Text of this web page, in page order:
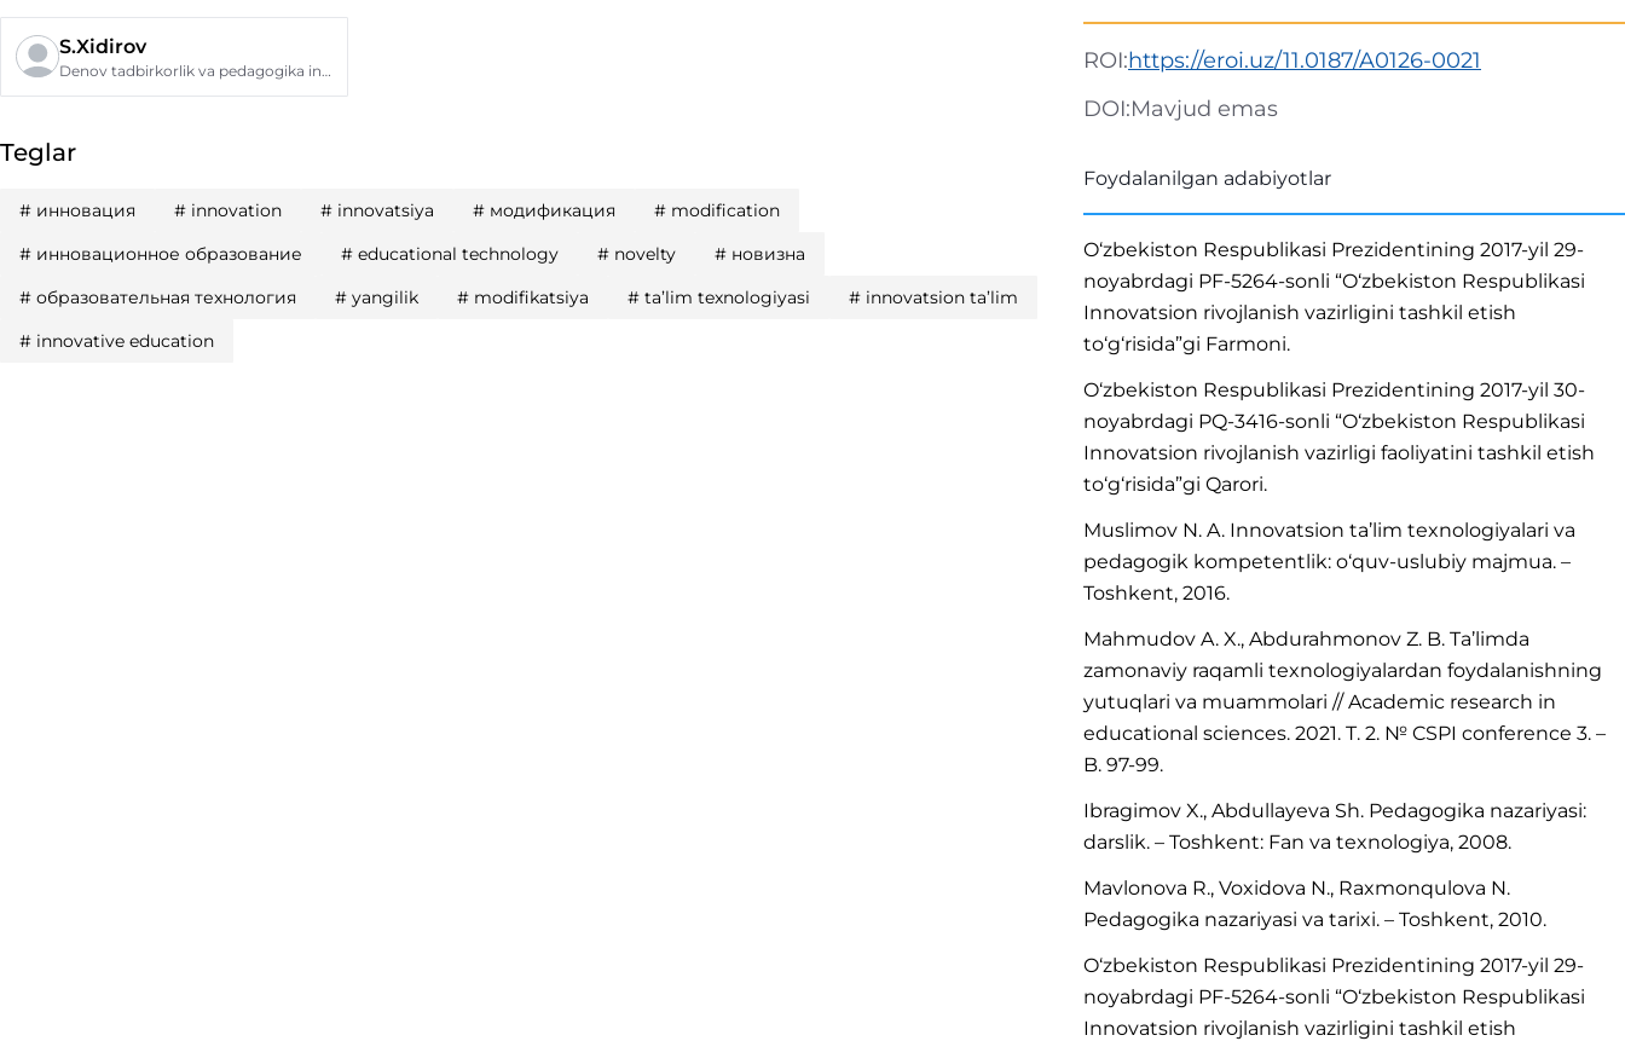
S.Xidirov
Denov tadbirkorlik va pedagogika instituti
Teglar
# инновация # innovation # innovatsiya # модификация # modification
# инновационное образование # educational technology # novelty # новизна
# образовательная технология # yangilik # modifikatsiya # ta’lim texnologiyasi # innovatsion ta’lim
# innovative education
ROI:https://eroi.uz/11.0187/A0126-0021
DOI:Mavjud emas
Foydalanilgan adabiyotlar
O‘zbekiston Respublikasi Prezidentining 2017-yil 29-
noyabrdagi PF-5264-sonli “O‘zbekiston Respublikasi
Innovatsion rivojlanish vazirligini tashkil etish
to‘g‘risida”gi Farmoni.
O‘zbekiston Respublikasi Prezidentining 2017-yil 30-
noyabrdagi PQ-3416-sonli “O‘zbekiston Respublikasi
Innovatsion rivojlanish vazirligi faoliyatini tashkil etish
to‘g‘risida”gi Qarori.
Muslimov N. A. Innovatsion ta’lim texnologiyalari va
pedagogik kompetentlik: o‘quv-uslubiy majmua. –
Toshkent, 2016.
Mahmudov A. X., Abdurahmonov Z. B. Ta’limda
zamonaviy raqamli texnologiyalardan foydalanishning
yutuqlari va muammolari // Academic research in
educational sciences. 2021. T. 2. № CSPI conference 3. –
B. 97-99.
Ibragimov X., Abdullayeva Sh. Pedagogika nazariyasi:
darslik. – Toshkent: Fan va texnologiya, 2008.
Mavlonova R., Voxidova N., Raxmonqulova N.
Pedagogika nazariyasi va tarixi. – Toshkent, 2010.
O‘zbekiston Respublikasi Prezidentining 2017-yil 29-
noyabrdagi PF-5264-sonli “O‘zbekiston Respublikasi
Innovatsion rivojlanish vazirligini tashkil etish